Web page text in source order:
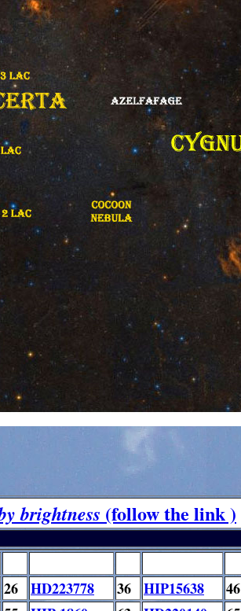
brightness (follow the link )
26 HD223778 36 HIP15638 46